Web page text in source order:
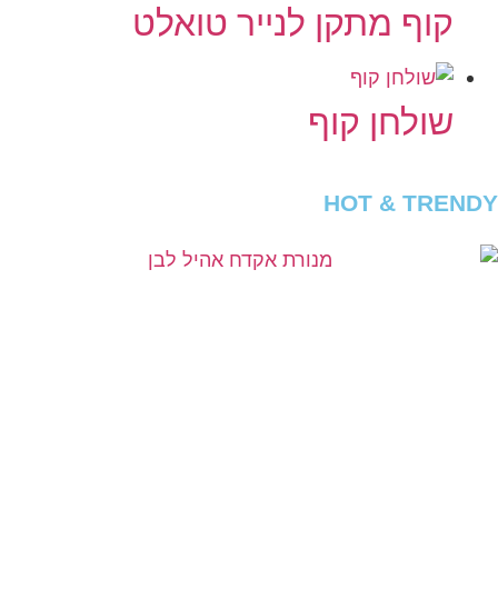
קוף מתקן לנייר טואלט
שולחן קוף
HOT & TRENDY